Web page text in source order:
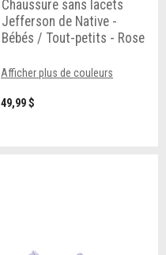
Chaussure sans lacets
Jefferson de Native -
Bébés / Tout-petits - Rose
Afficher plus de couleurs
49,99 $